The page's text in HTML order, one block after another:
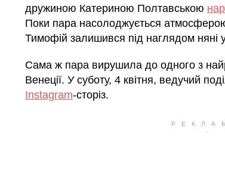
дружиною Катериною Полтавською
Поки пара насолоджується атмосферою
Тимофій залишився під наглядом няні
Сама ж пара вирушила до одного з
Венеції. У суботу, 4 квітня, ведучий
Instagram-сторіз.